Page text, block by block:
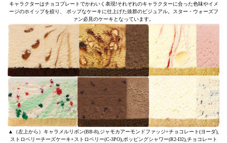
キャラクターはチョコプレートでかわいく表現!それぞれのキャラクターに合った色味やイメ
ージのホイップを絞り、 ポップなケーキに仕上げた抜群のビジュアル。スター・ウォーズフ
ァン必見のケーキとなっています。
▲（左上から）キャラメルリボン(BB-8),ジャモカアーモンドファッジ+チョコレート(ヨーダ),
ストロベリーチーズケーキ+ストロベリー(C-3PO),ポッピングシャワー(R2-D2),チョコレート